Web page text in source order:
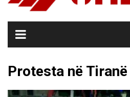
Protesta në Tiranë